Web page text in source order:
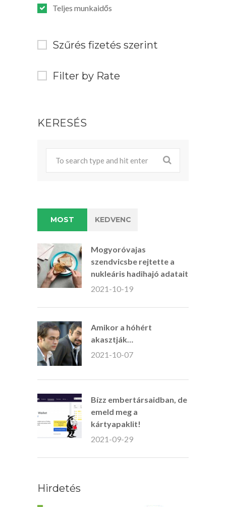
Teljes munkaidős
Szűrés fizetés szerint
Filter by Rate
KERESÉS
MOST KEDVENC
Mogyoróvajas
szendvicsbe rejtette a
nukleáris hadihajó adatait
2021-10-19
Amikor a hóhért
akasztják…
2021-10-07
Bízz embertársaidban, de
emeld meg a
kártyapaklit!
2021-09-29
Hirdetés